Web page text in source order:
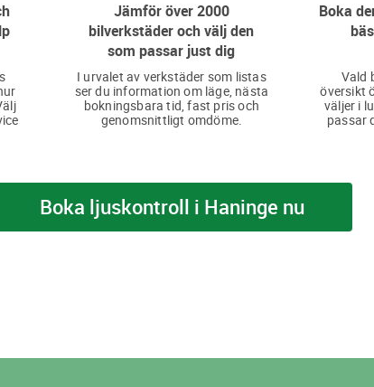
Jämför över 2000
bilverkstäder och välj den
som passar just dig
I urvalet av verkstäder som listas
ser du information om läge, nästa
bokningsbara tid, fast pris och
genomsnittligt omdöme.
Boka
Vald
översikt
väljer i
passar
Boka ljuskontroll i Haninge nu